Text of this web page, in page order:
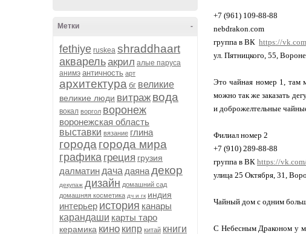
-
Метки
fethiye ruskea shraddhaart
акварельакрил алые паруса
анимэ античность арт
архитектура бг великие
великие люди витраж вода
вокал воргол воронеж
воронежская область
выставки вязание глина
города города мира
графика греция грузия
далматин дача даянадекор
декупаж дизайн домашний сад
домашняя косметика дч и гк индия
интерьер история канары
карандаши карты таро
керамика кино кипр китай книги
+7 (961) 109-88-88
nebdrakon.com
группа в ВК https://
ул. Пятницкого, 55,
Это чайная номер 1, там
можно так же заказать
и доброжелтельные
Филиал номер 2
+7 (910) 289-88-88
группа в ВК https://
улица 25 Октября, 31,
Чайный дом с одним
С Небесным Драконом у